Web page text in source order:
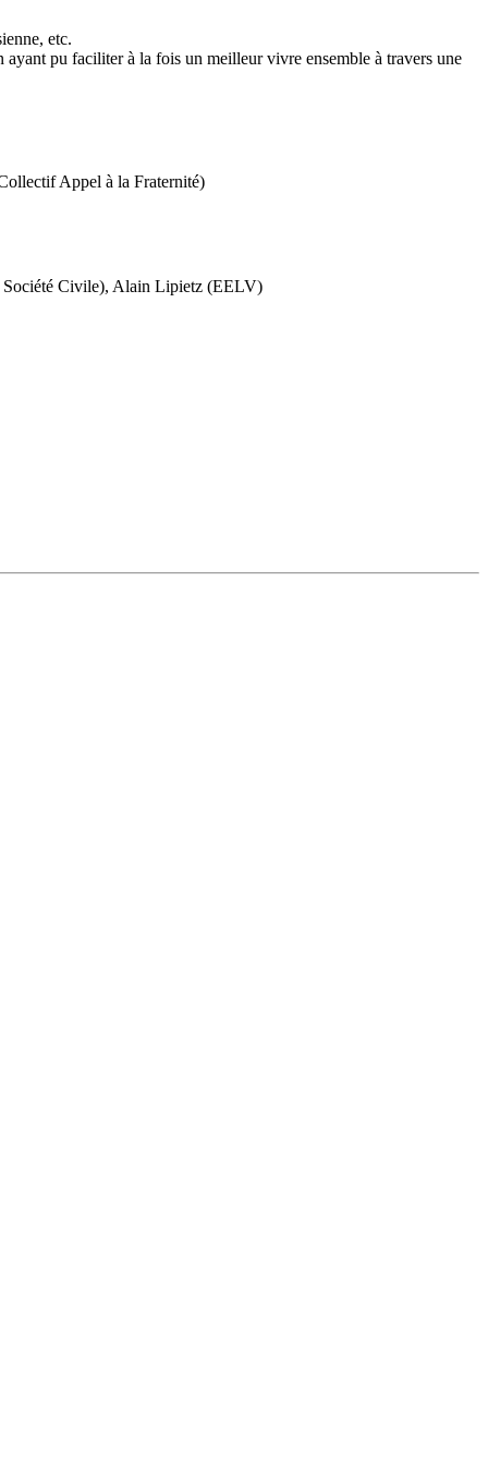
etc.
pu faciliter à la fois un meilleur vivre ensemble à travers une
Appel à la Fraternité)
Société Civile), Alain Lipietz (EELV)